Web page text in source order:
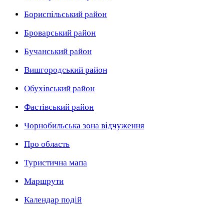
Бориспільський район
Броварський район
Бучанський район
Вишгородський район
Обухівський район
Фастівський район
Чорнобильська зона відчуження
Про область
Туристична мапа
Маршрути
Календар подій